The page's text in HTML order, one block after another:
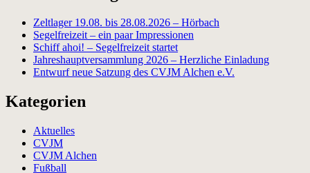
Zeltlager 19.08. bis 28.08.2026 – Hörbach
Segelfreizeit – ein paar Impressionen
Schiff ahoi! – Segelfreizeit startet
Jahreshauptversammlung 2026 – Herzliche Einladung
Entwurf neue Satzung des CVJM Alchen e.V.
Kategorien
Aktuelles
CVJM
CVJM Alchen
Fußball